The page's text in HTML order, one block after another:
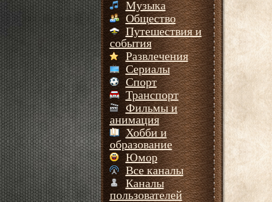
Музыка
Общество
Путешествия и
события
Развлечения
Сериалы
Спорт
Транспорт
Фильмы и
анимация
Хобби и
образование
Юмор
Все каналы
Каналы
пользователей